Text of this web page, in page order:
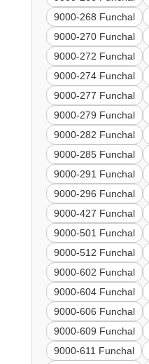
9000-268 Funchal
9000-270 Funchal
9000-272 Funchal
9000-274 Funchal
9000-277 Funchal
9000-279 Funchal
9000-282 Funchal
9000-285 Funchal
9000-291 Funchal
9000-296 Funchal
9000-427 Funchal
9000-501 Funchal
9000-512 Funchal
9000-602 Funchal
9000-604 Funchal
9000-606 Funchal
9000-609 Funchal
9000-611 Funchal